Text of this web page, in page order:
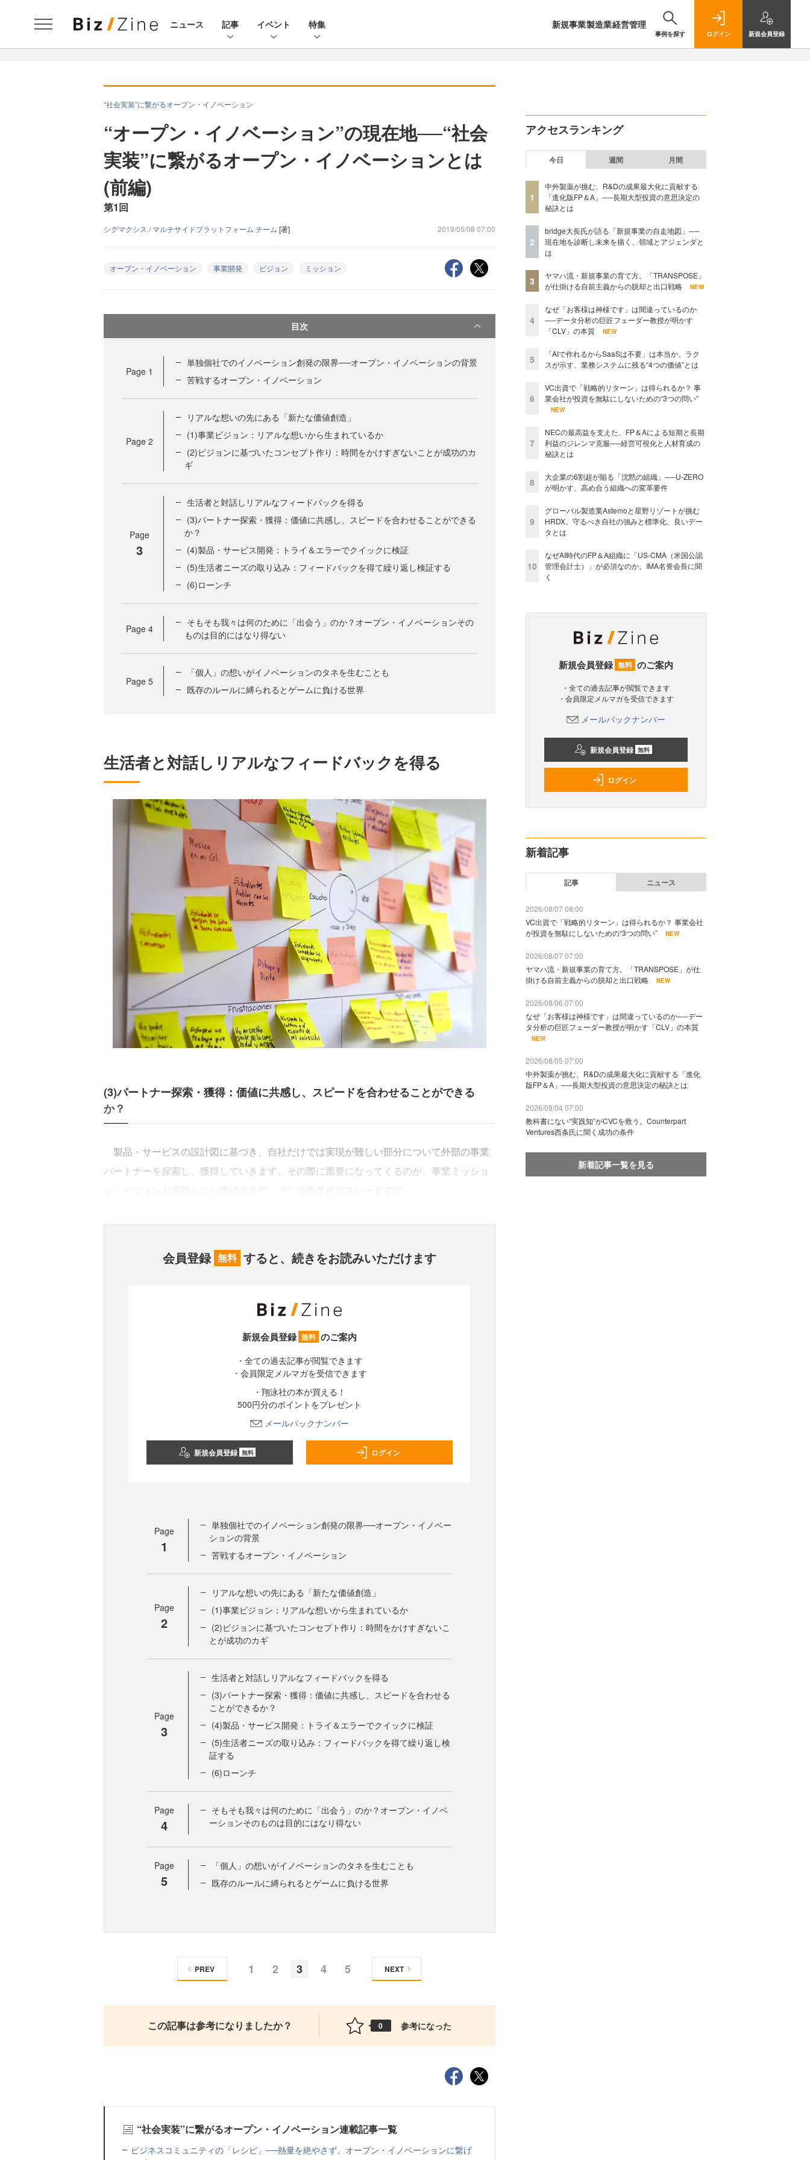
ニュース 記事 イベント 特集 新規事業製造業経営管理
事例を探す ログイン 新規会員登録
“社会実装”に繋がるオープン・イノベーション
“オープン・イノベーション”の現在地──“社会
実装”に繋がるオープン・イノベーションとは
(前編)
第1回
シグマクシス / マルチサイドプラットフォーム チーム [著] 2019/05/08 07:00
オープン・イノベーション 事業開発 ビジョン ミッション
目次
Page 1
単独個社でのイノベーション創発の限界──オープン・イノベーションの背景
苦戦するオープン・イノベーション
Page 2
リアルな想いの先にある「新たな価値創造」
(1)事業ビジョン：リアルな想いから生まれているか
(2)ビジョンに基づいたコンセプト作り：時間をかけすぎないことが成功のカ
ギ
Page
3
生活者と対話しリアルなフィードバックを得る
(3)パートナー探索・獲得：価値に共感し、スピードを合わせることができる
か？
(4)製品・サービス開発：トライ＆エラーでクイックに検証
(5)生活者ニーズの取り込み：フィードバックを得て繰り返し検証する
(6)ローンチ
Page 4
そもそも我々は何のために「出会う」のか？オープン・イノベーションその
ものは目的にはなり得ない
Page 5
「個人」の想いがイノベーションのタネを生むことも
既存のルールに縛られるとゲームに負ける世界
生活者と対話しリアルなフィードバックを得る
(3)パートナー探索・獲得：価値に共感し、スピードを合わせることができる
か？
製品・サービスの設計図に基づき、自社だけでは実現が難しい部分について外部の事業
パートナーを探索し、獲得していきます。その際に重要になってくるのが、事業ミッショ
会員登録 無料 すると、続きをお読みいただけます
新規会員登録 無料 のご案内
・全ての過去記事が閲覧できます
・会員限定メルマガを受信できます
・翔泳社の本が買える！
500円分のポイントをプレゼント
メールバックナンバー
新規会員登録 無料 ログイン
Page
1
単独個社でのイノベーション創発の限界──オープン・イノベー
ションの背景
苦戦するオープン・イノベーション
Page
2
リアルな想いの先にある「新たな価値創造」
(1)事業ビジョン：リアルな想いから生まれているか
(2)ビジョンに基づいたコンセプト作り：時間をかけすぎないこ
とが成功のカギ
Page
3
生活者と対話しリアルなフィードバックを得る
(3)パートナー探索・獲得：価値に共感し、スピードを合わせる
ことができるか？
(4)製品・サービス開発：トライ＆エラーでクイックに検証
(5)生活者ニーズの取り込み：フィードバックを得て繰り返し検
証する
(6)ローンチ
Page
4
そもそも我々は何のために「出会う」のか？オープン・イノベ
ーションそのものは目的にはなり得ない
Page
5
「個人」の想いがイノベーションのタネを生むことも
既存のルールに縛られるとゲームに負ける世界
1 2 3 4 5
PREV NEXT
この記事は参考になりましたか？ 0 参考になった
“社会実装”に繋がるオープン・イノベーション連載記事一覧
ビジネスコミュニティの「レシピ」──熱量を絶やさず、オープン・イノベーションに繋げ
アクセスランキング
今日 週間 月間
1
中外製薬が挑む、R&Dの成果最大化に貢献する
「進化版FP＆A」──長期大型投資の意思決定の
秘訣とは
2
bridge大長氏が語る「新規事業の自走地図」──
現在地を診断し未来を描く、領域とアジェンダと
は
3
ヤマハ流・新規事業の育て方。「TRANSPOSE」
が仕掛ける自前主義からの脱却と出口戦略
NEW
4
なぜ「お客様は神様です」は間違っているのか
──データ分析の巨匠フェーダー教授が明かす
「CLV」の本質
NEW
5
「AIで作れるからSaaSは不要」は本当か。ラク
スが示す、業務システムに残る“4つの価値”とは
6
VC出資で「戦略的リターン」は得られるか？ 事
業会社が投資を無駄にしないための“3つの問い”
NEW
7
NECの最高益を支えた、FP＆Aによる短期と長期
利益のジレンマ克服──経営可視化と人材育成の
秘訣とは
8
大企業の6割超が陥る「沈黙の組織」──U-ZERO
が明かす、高め合う組織への変革要件
9
グローバル製造業Astemoと星野リゾートが挑む
HRDX。守るべき自社の強みと標準化、良いデー
タとは
10
なぜAI時代のFP＆A組織に「US-CMA（米国公認
管理会計士）」が必須なのか。IMA名誉会長に聞
く
新規会員登録 無料 のご案内
・全ての過去記事が閲覧できます
・会員限定メルマガを受信できます
メールバックナンバー
新規会員登録 無料
ログイン
新着記事
記事 ニュース
2026/08/07 08:00
VC出資で「戦略的リターン」は得られるか？ 事業会社
が投資を無駄にしないための“3つの問い”
NEW
2026/08/07 07:00
ヤマハ流・新規事業の育て方。「TRANSPOSE」が仕
掛ける自前主義からの脱却と出口戦略
NEW
2026/08/06 07:00
なぜ「お客様は神様です」は間違っているのか──デー
タ分析の巨匠フェーダー教授が明かす「CLV」の本質
NEW
2026/08/05 07:00
中外製薬が挑む、R&Dの成果最大化に貢献する「進化
版FP＆A」──長期大型投資の意思決定の秘訣とは
2026/08/04 07:00
教科書にない“実践知”がCVCを救う。Counterpart
Ventures西条氏に聞く成功の条件
新着記事一覧を見る